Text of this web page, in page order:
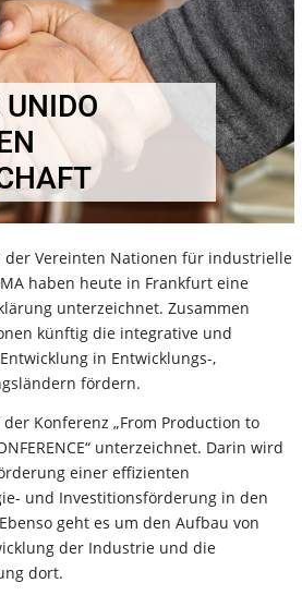
der Vereinten Nationen für industrielle
haben heute in Frankfurt eine
unterzeichnet. Zusammen
künftig die integrative und
in Entwicklungs-,
fördern.
Konferenz „From Production to
unterzeichnet. Darin wird
einer effizienten
und Investition­sförderung in den
geht es um den Aufbau von
der Industrie und die
dort.